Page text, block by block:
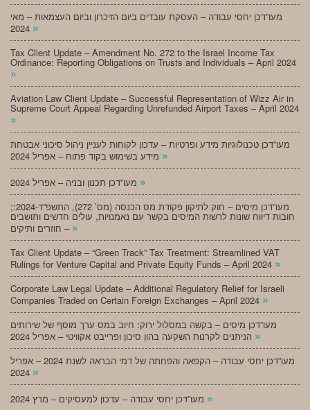
מעו”דכן יחסי עבודה – העסקת עובדים ביום הזיכרון וביום העצמאות – מאי
»
Tax Client Update – Amendment No. 272 to the Israel Income Tax
Ordinance: Reporting Obligations on Trusts and Individuals – April 2024
»
Aviation Law Client Update – Successful Representation of Wizz Air in
Supreme Court Appeal Regarding Unrefunded Airport Taxes – April 2024
»
מעו”דכן טכנולוגיות מידע ופרטיות – עדכון לקוחות לעניין ניהול סיכוני אבטחת
»
»
;מעו”דכן מיסים – חוק לתיקון פקודת מס הכנסה (מס’ 272), התשפ”ד-2024:
חובות דיווח שונות לרשות המיסים בקשר עם נאמנויות, עולים חדשים ותושבים
חוזרים ותיקים – »
Tax Client Update – “Green Track” Tax Treatment: Streamlined VAT
Rulings for Venture Capital and Private Equity Funds – April 2024 »
Corporate Law Legal Update – Additional Regulatory Relief for Israeli
Companies Traded on Certain Foreign Exchanges – April 2024 »
מעו”דכן מיסים – בקשה במסלול ירוק: חיוב במס ערך מוסף של שירותים
»
מעו”דכן יחסי עבודה – הקפאה והפחתה של דמי הבראה לשנת 2024 – אפריל
»
»